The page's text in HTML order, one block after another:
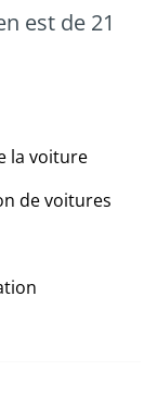
est de 21
la voiture
de voitures